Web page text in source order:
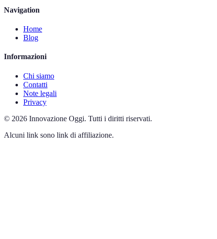
Navigation
Home
Blog
Informazioni
Chi siamo
Contatti
Note legali
Privacy
© 2026 Innovazione Oggi. Tutti i diritti riservati.
Alcuni link sono link di affiliazione.